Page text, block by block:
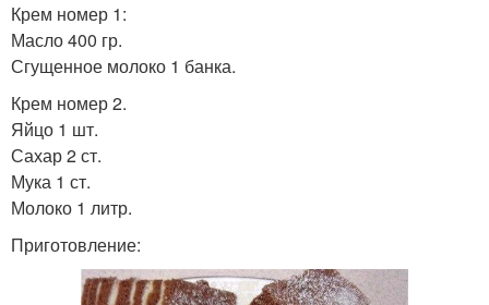
Крем номер 1:
Масло 400 гр.
Сгущенное молоко 1 банка.
Крем номер 2.
Яйцо 1 шт.
Сахар 2 ст.
Мука 1 ст.
Молоко 1 литр.
Приготовление: